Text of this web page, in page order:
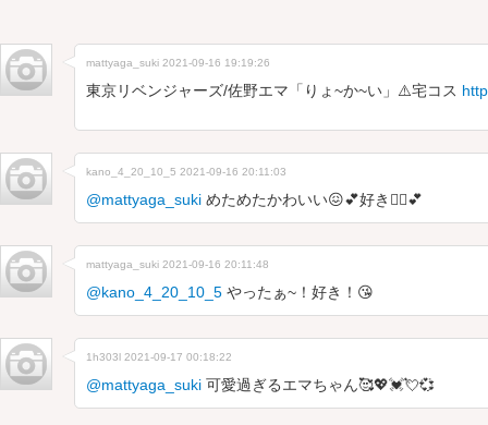
mattyaga_suki 2021-09-16 19:19:26
東京リベンジャーズ/佐野エマ「りょ~か~い」⚠️宅コス
kano_4_20_10_5 2021-09-16 20:11:03
@mattyaga_suki めためたかわいい😖💕好き🤦‍♀️💕
mattyaga_suki 2021-09-16 20:11:48
@kano_4_20_10_5 やったぁ~！好き！😘
1h303l 2021-09-17 00:18:22
@mattyaga_suki 可愛過ぎるエマちゃん🥰💖💓💘💞